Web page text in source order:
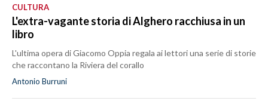
CULTURA
L'extra-vagante storia di Alghero racchiusa in un
libro
L'ultima opera di Giacomo Oppia regala ai lettori una serie di storie
che raccontano la Riviera del corallo
Antonio Burruni